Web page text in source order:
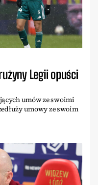
Legii opuści
umów ze swoimi
umowy ze swoim